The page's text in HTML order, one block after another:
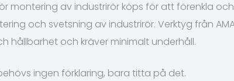
montering av industrirör köps för att förenkla
och svetsning av industrirör. Verktyg från
hållbarhet och kräver minimalt underhåll.
ingen förklaring, bara titta på det.